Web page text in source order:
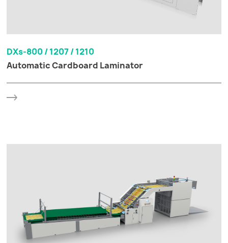
DXs-800 / 1207 / 1210
Automatic Cardboard Laminator